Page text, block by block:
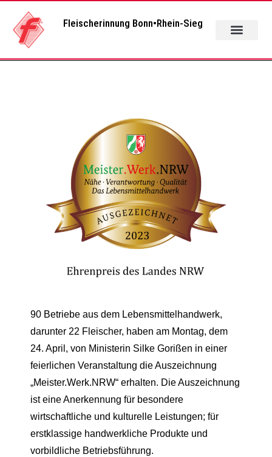
Fleischerinnung Bonn•Rhein-Sieg
90 Betriebe aus dem Lebensmittelhandwerk,
darunter 22 Fleischer, haben am Montag, dem
24. April, von Ministerin Silke Gorißen in einer
feierlichen Veranstaltung die Auszeichnung
„Meister.Werk.NRW“ erhalten. Die Auszeichnung
ist eine Anerkennung für besondere
wirtschaftliche und kulturelle Leistungen; für
erstklassige handwerkliche Produkte und
vorbildliche Betriebsführung.